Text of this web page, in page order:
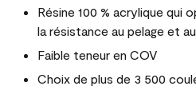
Résine 100 % acrylique qui
la résistance au pelage et
Faible teneur en COV
Choix de plus de 3 500